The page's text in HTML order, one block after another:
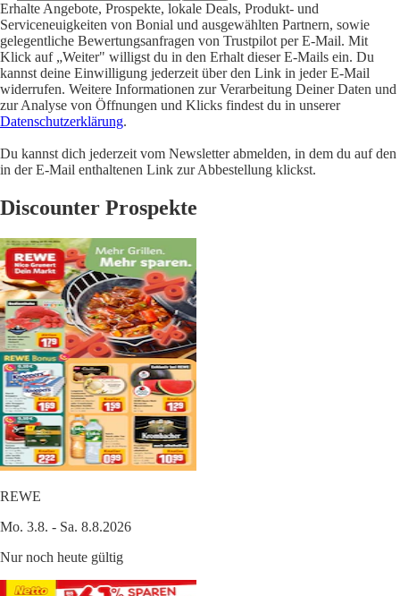
Erhalte Angebote, Prospekte, lokale Deals, Produkt- und
Serviceneuigkeiten von Bonial und ausgewählten Partnern, sowie
gelegentliche Bewertungsanfragen von Trustpilot per E-Mail. Mit
Klick auf „Weiter" willigst du in den Erhalt dieser E-Mails ein. Du
kannst deine Einwilligung jederzeit über den Link in jeder E-Mail
widerrufen. Weitere Informationen zur Verarbeitung Deiner Daten und
zur Analyse von Öffnungen und Klicks findest du in unserer
Datenschutzerklärung.
Du kannst dich jederzeit vom Newsletter abmelden, in dem du auf den
in der E-Mail enthaltenen Link zur Abbestellung klickst.
Discounter Prospekte
REWE
Mo. 3.8. - Sa. 8.8.2026
Nur noch heute gültig